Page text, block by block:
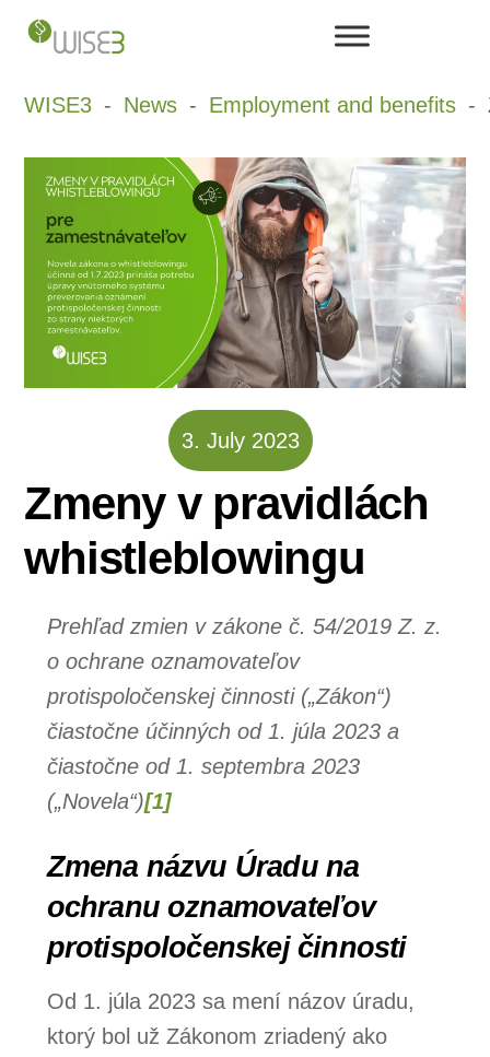
Skip
WISE3 News Employment and benefits
3. July 2023
Zmeny v pravidlách
whistleblowingu
Prehľad zmien v zákone č. 54/2019 Z. z.
o ochrane oznamovateľov
protispoločenskej činnosti („Zákon“)
čiastočne účinných od 1. júla 2023 a
čiastočne od 1. septembra 2023
(„Novela“)[1]
Zmena názvu Úradu na
ochranu oznamovateľov
protispoločenskej činnosti
Od 1. júla 2023 sa mení názov úradu,
ktorý bol už Zákonom zriadený ako